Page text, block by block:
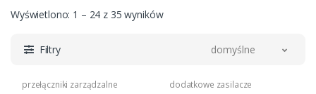
Wyświetlono: 1 – 24 z 35 wyników
Filtry domyślne
przełączniki zarządzalne
dodatkowe zasilacze